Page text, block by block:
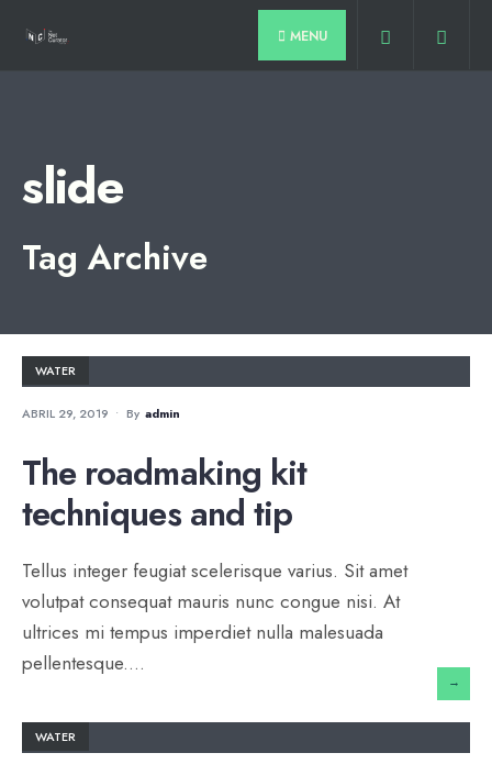
MENU
slide
Tag Archive
WATER
ABRIL 29, 2019 • By Admin
The roadmaking kit
techniques and tip
Tellus integer feugiat scelerisque varius. Sit amet
volutpat consequat mauris nunc congue nisi. At
ultrices mi tempus imperdiet nulla malesuada
pellentesque....
→
WATER